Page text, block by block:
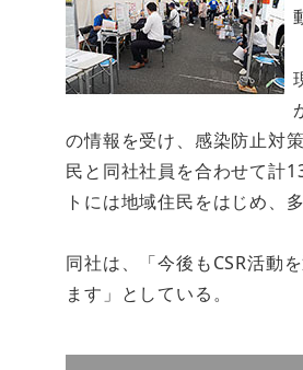
の情報を受け、感染防止対
民と同社社員を合わせて計
トには地域住民をはじめ、
同社は、「今後もCSR活動
ます」としている。